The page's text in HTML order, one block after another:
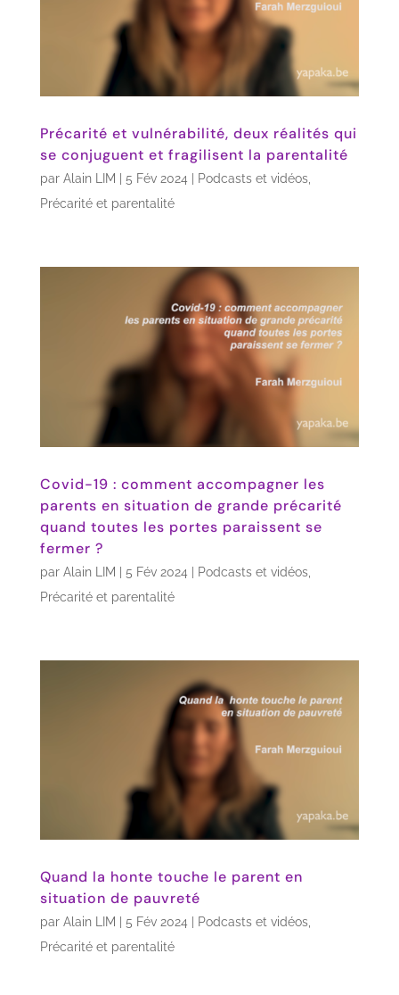
Précarité et vulnérabilité, deux réalités qui
se conjuguent et fragilisent la parentalité
par Alain LIM 5 Fév 2024 Podcasts et vidéos,
Précarité et parentalité
Covid-19 : comment accompagner les
parents en situation de grande précarité
quand toutes les portes paraissent se
fermer ?
par Alain LIM 5 Fév 2024 Podcasts et vidéos,
Précarité et parentalité
Quand la honte touche le parent en
situation de pauvreté
par Alain LIM 5 Fév 2024 Podcasts et vidéos,
Précarité et parentalité